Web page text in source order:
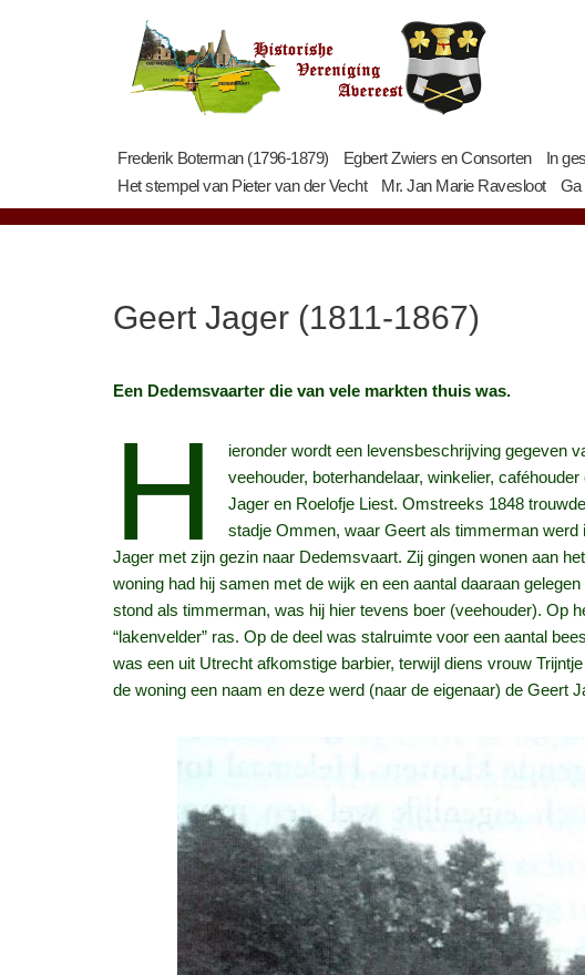
Frederik Boterman (1796-1879)
Egbert Zwiers en Consorten In
Het stempel van Pieter van der Vecht
Mr. Jan Marie Ravesloot Ga
Geert Jager (1811-1867)
Een Dedemsvaarter die van vele markten thuis was.
H
ieronder wordt een levensbeschrijving gegeven
veehouder, boterhandelaar, winkelier,
Jager en Roelofje Liest. Omstreeks 1848
stadje Ommen, waar Geert als timmerman
Jager met zijn gezin naar Dedemsvaart. Zij gingen wonen aan
woning had hij samen met de wijk en een aantal daaraan
stond als timmerman, was hij hier tevens boer (veehouder). Op
“lakenvelder” ras. Op de deel was stalruimte voor een aantal
was een uit Utrecht afkomstige barbier, terwijl diens vrouw
de woning een naam en deze werd (naar de eigenaar) de Geert